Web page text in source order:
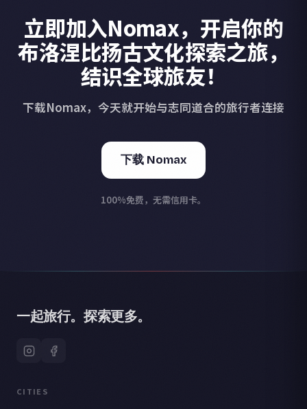
立即加入Nomax，开启你的
布洛涅比扬古文化探索之旅，
结识全球旅友！
下载Nomax，今天就开始与志同道合的旅行者连接
下载 Nomax
100%免费，无需信用卡。
一起旅行。探索更多。
CITIES